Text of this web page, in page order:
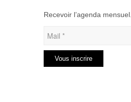
Recevoir l’agenda mensuel.